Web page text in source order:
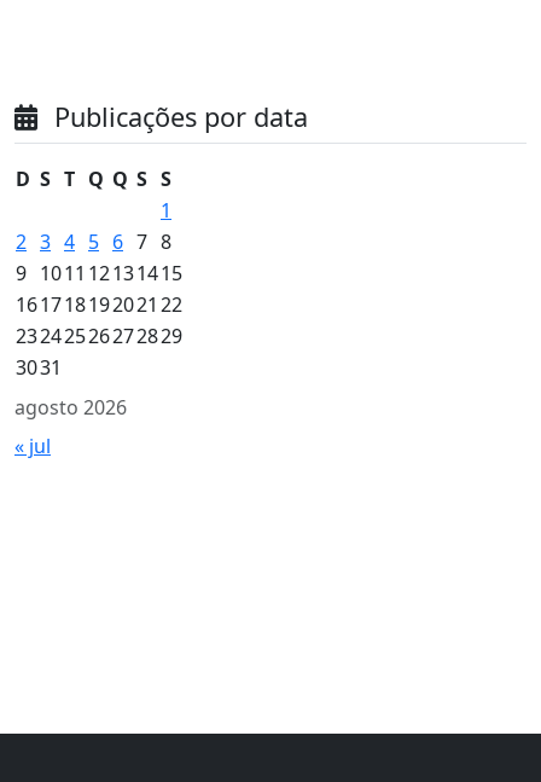
Publicações por data
agosto 2026
D S T Q Q S S
1
2 3 4 5 6 7 8
9 1011 12131415
161718192021 22
23242526272829
3031
« jul